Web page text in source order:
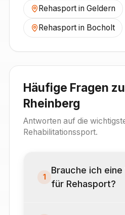
Rehasport inGeldern
Rehasport in Bocholt
Häufige Fragen
Rheinberg
Antworten auf die
Rehabilitationssport.
1
Brauche ich
für Rehasport?